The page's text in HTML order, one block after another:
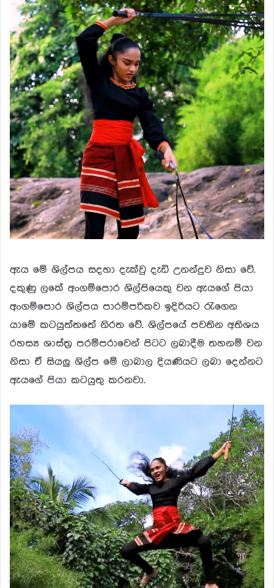
ඇය මේ ශිල්පය සදහා දැක්වු දැඩි උනන්දුව නිසා වේ.
දකුණු ලකේ අංගම්පොර ශිල්පියෙකු වන ඇයගේ පියා
අංගම්පොර ශිල්පය පාරම්පරිකව ඉදිරියට රැගෙන
යාමේ කටයුත්තතේ නිරත වේ. ශිල්පයේ පවතින අතිශය
රහස්‍ය ශාස්ත්‍ර පරම්පරාවෙන් පිටට ලබාදීම තහනම් වන
නිසා ඒ සියලු ශිල්ප මේ ලාබාල දියණියට ලබා දෙන්නට
ඇයගේ පියා කටයුතු කරනවා.